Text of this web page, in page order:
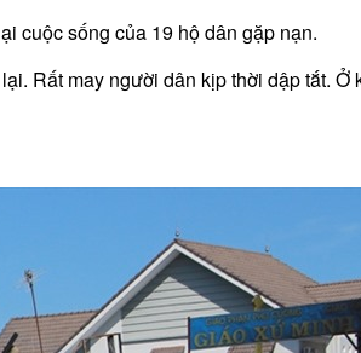
cuộc sống của 19 hộ dân gặp nạn.
Rất may người dân kịp thời dập tắt.